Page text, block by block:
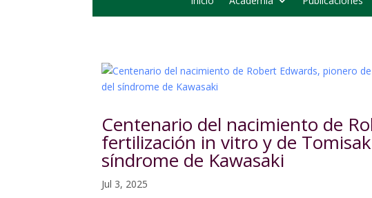
Centenario del nacimiento de
fertilización in vitro y de
síndrome de Kawasaki
Jul 3, 2025